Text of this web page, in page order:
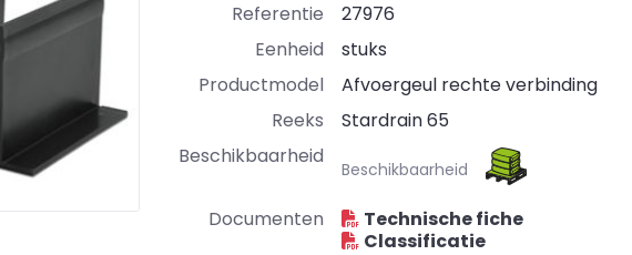
Referentie
27976
Eenheid
stuks
Productmodel
Afvoergeul rechte verbinding
Reeks
Stardrain 65
Beschikbaarheid
Beschikbaarheid
Documenten
Technische fiche
Classificatie